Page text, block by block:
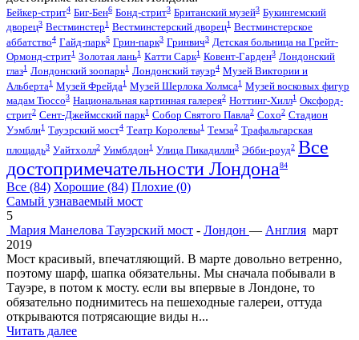
Бейкер-стрит4 Биг-Бен6 Бонд-стрит3 Британский музей3 Букингемский
дворец3 Вестминстер1 Вестминстерский дворец1 Вестминстерское
аббатство4 Гайд-парк5 Грин-парк3 Гринвич3 Детская больница на Грейт-
Ормонд-стрит1 Золотая лань1 Катти Сарк1 Ковент-Гарден3 Лондонский
глаз1 Лондонский зоопарк1 Лондонский тауэр4 Музей Виктории и
Альберта1 Музей Фрейда1 Музей Шерлока Холмса1 Музей восковых фигур
мадам Тюссо3 Национальная картинная галерея2 Ноттинг-Хилл1 Оксфорд-
стрит2 Сент-Джеймсский парк1 Собор Святого Павла2 Сохо2 Стадион
Уэмбли1 Тауэрский мост4 Театр Королевы1 Темза2 Трафальгарская
площадь3 Уайтхолл2 Уимблдон1 Улица Пикадилли3 Эбби-роуд2 Все
достопримечательности Лондона84
Все (84) Хорошие (84) Плохие (0)
Самый узнаваемый мост
5
Мария Манелова Тауэрский мост - Лондон — Англия март
2019
Мост красивый, впечатляющий. В марте довольно ветренно,
поэтому шарф, шапка обязательны. Мы сначала побывали в
Тауэре, в потом к мосту. если вы впервые в Лондоне, то
обязательно поднимитесь на пешеходные галереи, оттуда
открываются потрясающие виды н...
Читать далее